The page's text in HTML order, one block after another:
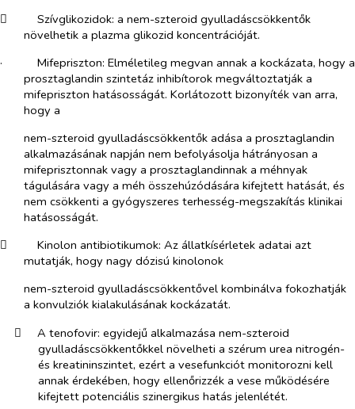
​
Szívglikozidok: a nem-szteroid gyulladáscsökkentők
növelhetik a plazma glikozid koncentrációját.
·​
Mifepriszton: Elméletileg megvan annak a kockázata, hogy a
prosztaglandin szintetáz inhibítorok megváltoztatják a
mifepriszton hatásosságát. Korlátozott bizonyíték van arra,
hogy a
nem-szteroid gyulladáscsökkentők adása a prosztaglandin
alkalmazásának napján nem befolyásolja hátrányosan a
mifeprisztonnak vagy a prosztaglandinnak a méhnyak
tágulására vagy a méh összehúzódására kifejtett hatását, és
nem csökkenti a gyógyszeres terhesség-megszakítás klinikai
hatásosságát.
​
Kinolon antibiotikumok: Az állatkísérletek adatai azt
mutatják, hogy nagy dózisú kinolonok
nem-szteroid gyulladáscsökkentővel kombinálva fokozhatják
a konvulziók kialakulásának kockázatát.
​
A tenofovir: egyidejű alkalmazása nem-szteroid
gyulladáscsökkentőkkel növelheti a szérum urea nitrogén-
és kreatininszintet, ezért a vesefunkciót monitorozni kell
annak érdekében, hogy ellenőrizzék a vese működésére
kifejtett potenciális szinergikus hatás jelenlétét.